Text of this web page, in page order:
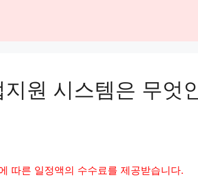
원 시스템은 무엇
따른 일정액의 수수료를 제공받습니다.